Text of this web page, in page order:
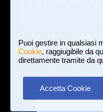
Puoi gestire in qualsiasi
Cookie, raggiugibile da
direttamente tramite da
Accetta Cookie
Login
Gallerie»Reportage